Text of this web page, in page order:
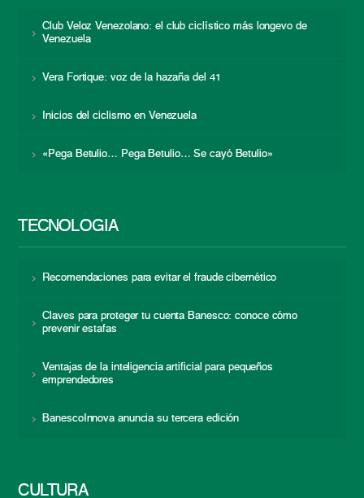
Club Veloz Venezolano: el club ciclístico más longevo de
Venezuela
Vera Fortique: voz de la hazaña del 41
Inicios del ciclismo en Venezuela
«Pega Betulio… Pega Betulio… Se cayó Betulio»
TECNOLOGÍA
Recomendaciones para evitar el fraude cibernético
Claves para proteger tu cuenta Banesco: conoce cómo
prevenir estafas
Ventajas de la inteligencia artificial para pequeños
emprendedores
BanescoInnova anuncia su tercera edición
CULTURA